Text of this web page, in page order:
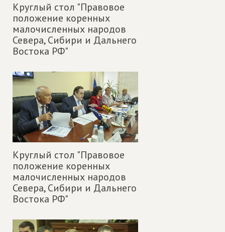
Круглый стол "Правовое
положение коренных
малочисленных народов
Севера, Сибири и Дальнего
Востока РФ"
Круглый стол "Правовое
положение коренных
малочисленных народов
Севера, Сибири и Дальнего
Востока РФ"